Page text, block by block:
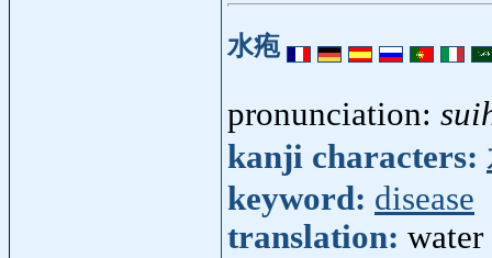
水疱
pronunciation:
kanji characters:
keyword: disease
translation: